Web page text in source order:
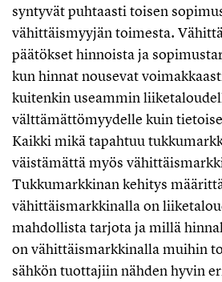
syntyvät puhtaasti toisen
vähittäismyyjän toimesta.
päätökset hinnoista ja
kun hinnat nousevat
kuitenkin useammin
välttämättömyydelle kuin
Kaikki mikä tapahtuu
väistämättä myös
Tukkumarkkinan kehitys
vähittäismarkkinalla on
mahdollista tarjota ja millä
on vähittäismarkkinalla muihin
sähkön tuottajiin nähden hyvin